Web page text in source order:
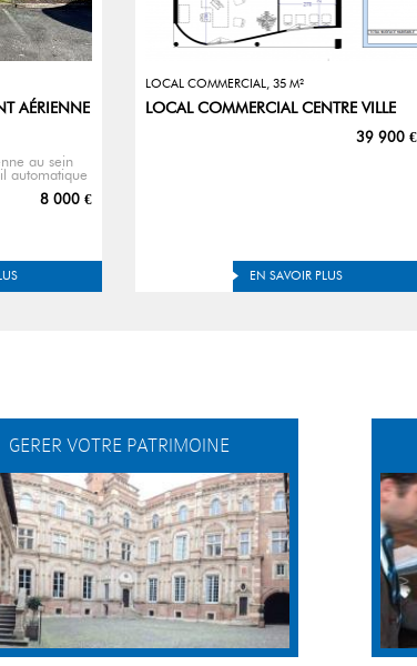
AÉRIENNE
au sein
automatique
8 000 €
LOCAL COMMERCIAL, 35 M²
LOCAL COMMERCIAL CENTRE VILLE
39 900 €
EN SAVOIR PLUS
GERER VOTRE PATRIMOINE